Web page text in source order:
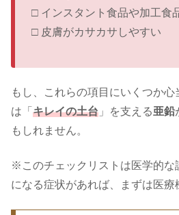
□ インスタント食品や加工食
□ 皮膚がカサカサしやすい
もし、これらの項目にいくつか
は「 キレイの土台 」を支える亜鉛
もしれません。
※このチェックリストは医学的な
になる症状があれば、まずは医療